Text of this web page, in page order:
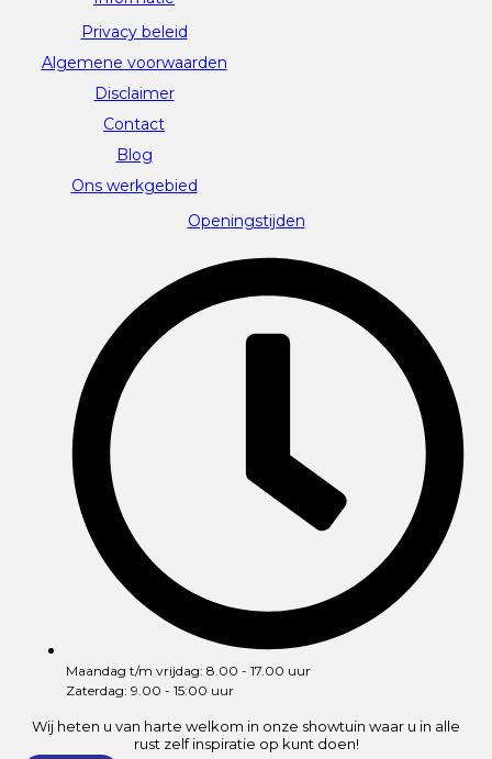
Privacy beleid
Algemene voorwaarden
Disclaimer
Contact
Blog
Ons werkgebied
Openingstijden
Maandag t/m vrijdag: 8.00 - 17.00 uur
Zaterdag: 9.00 - 15:00 uur
Wij heten u van harte welkom in onze showtuin waar u in alle
rust zelf inspiratie op kunt doen!